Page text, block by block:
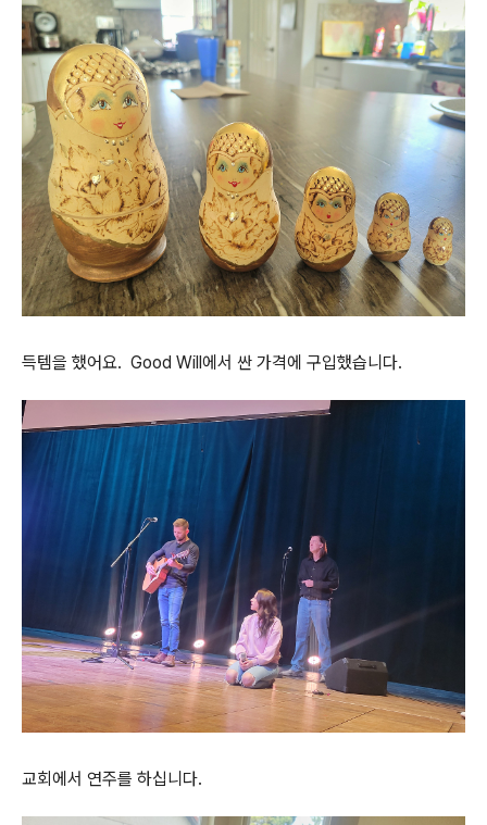
득템을 했어요. Good Will에서 싼 가격에 구입했습니다.
교회에서 연주를 하십니다.